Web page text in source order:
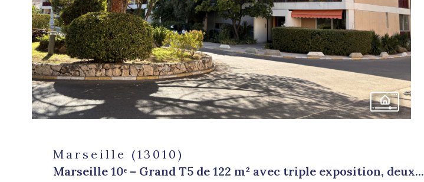
Marseille (13010)
Marseille 10ᵉ – Grand T5 de 122 m² avec triple exposition, deux...